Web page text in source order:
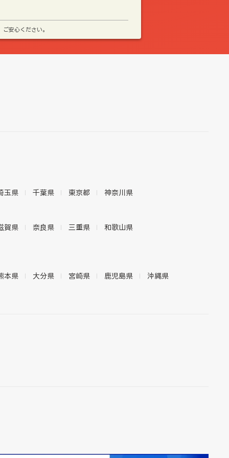
安心ください。
玉県 千葉県 東京都 神奈川県
賀県 奈良県 三重県 和歌山県
本県 大分県 宮崎県 鹿児島県 沖縄県